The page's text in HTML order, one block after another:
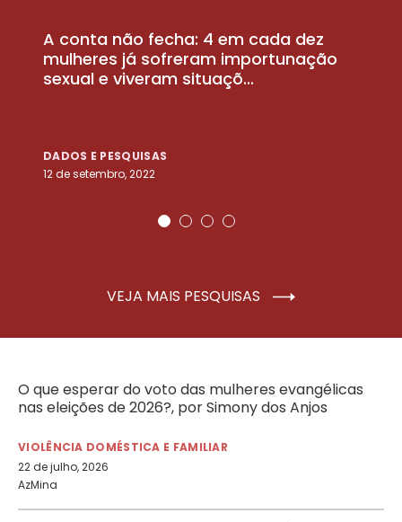
A conta não fecha: 4 em cada dez
mulheres já sofreram importunação
sexual e viveram situaçõ...
DADOS E PESQUISAS
12 de setembro, 2022
VEJA MAIS PESQUISAS
O que esperar do voto das mulheres evangélicas
nas eleições de 2026?, por Simony dos Anjos
VIOLÊNCIA DOMÉSTICA E FAMILIAR
22 de julho, 2026
AzMina